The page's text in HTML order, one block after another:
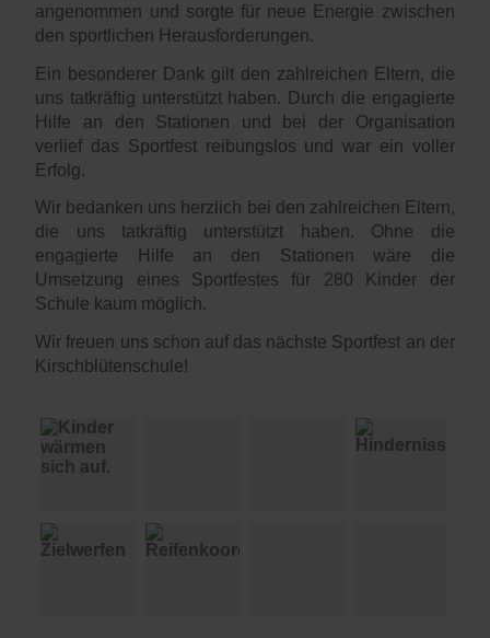
angenommen und sorgte für neue Energie zwischen
den sportlichen Herausforderungen.
Ein besonderer Dank gilt den zahlreichen Eltern, die
uns tatkräftig unterstützt haben. Durch die engagierte
Hilfe an den Stationen und bei der Organisation
verlief das Sportfest reibungslos und war ein voller
Erfolg.
Wir bedanken uns herzlich bei den zahlreichen Eltern,
die uns tatkräftig unterstützt haben. Ohne die
engagierte Hilfe an den Stationen wäre die
Umsetzung eines Sportfestes für 280 Kinder der
Schule kaum möglich.
Wir freuen uns schon auf das nächste Sportfest an der
Kirschblütenschule!